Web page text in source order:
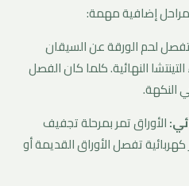
بمراحل إضافية مهمة:
لحم الورقة عن السيقان
النهائية. كلما كان الفصل
النكهة.
الأوراق تمر بمرحلة تجفيف
تفصل الأوراق القديمة أو